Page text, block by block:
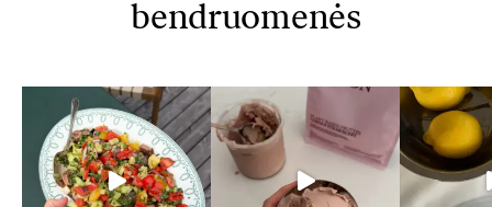
bendruomenės